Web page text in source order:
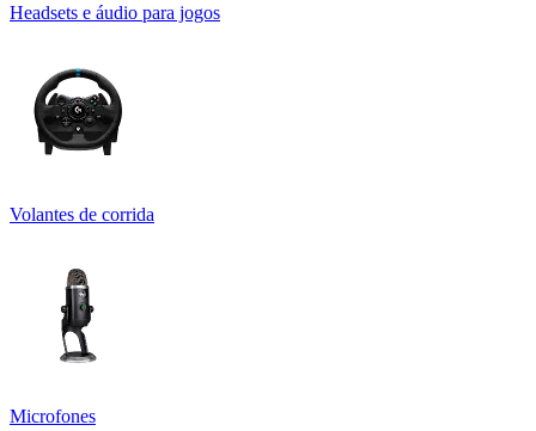
Headsets e áudio para jogos
Volantes de corrida
Microfones